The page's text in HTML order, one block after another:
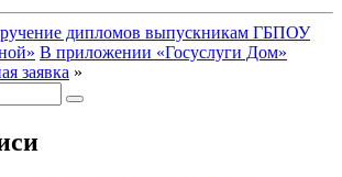
дипломов выпускникам ГБПОУ
В приложении «Госуслуги Дом»
заявка »